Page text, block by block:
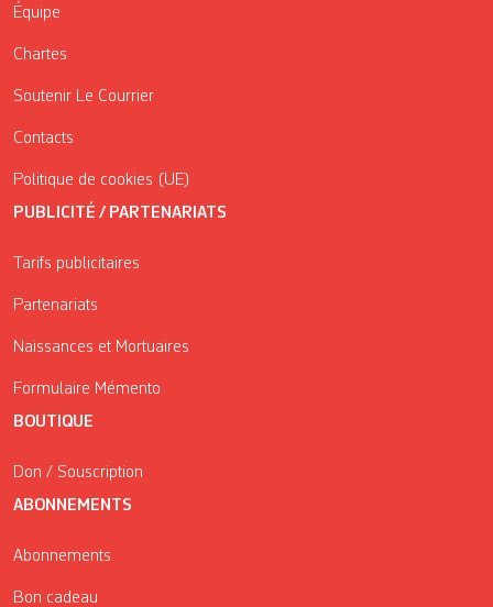
Équipe
Chartes
Soutenir Le Courrier
Contacts
Politique de cookies (UE)
PUBLICITÉ / PARTENARIATS
Tarifs publicitaires
Partenariats
Naissances et Mortuaires
Formulaire Mémento
BOUTIQUE
Don / Souscription
ABONNEMENTS
Abonnements
Bon cadeau